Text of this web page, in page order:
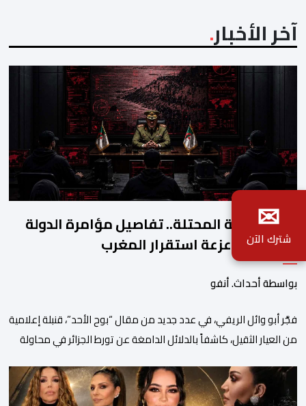
آخر الأخبار
أحداث سبتة المحتلة.. تفاصيل مؤامرة الدولة
الجزائرية لزعزعة استقرار المغرب
بواسطة أحداث. أنفو
فجَّر أبو وائل الريفي، في عدد جديد من مقال “بوح الأحد”، قنبلة إعلامية
من العيار الثقيل، كاشفاً بالدلائل الدامغة عن تورط الجزائر في محاولة
الاستراتيجية مع إسبانيا، كاشفا خيوط حملة تحريضية ممنهجة شنتها
الحسابات والمنصات التابعة للمخابرات العسكرية الجزائرية لاستدراج
✉
شترك الآن